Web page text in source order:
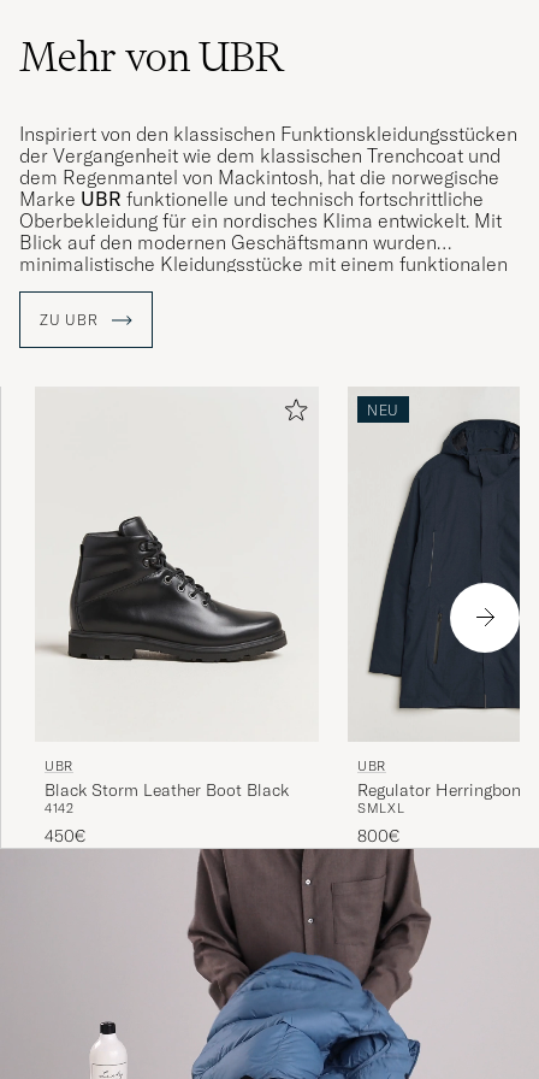
Mehr von UBR
Inspiriert von den klassischen Funktionskleidungsstücken
der Vergangenheit wie dem klassischen Trenchcoat und
dem Regenmantel von Mackintosh, hat die norwegische
Marke UBR funktionelle und technisch fortschrittliche
Oberbekleidung für ein nordisches Klima entwickelt. Mit
Blick auf den modernen Geschäftsmann wurden
minimalistische Kleidungsstücke mit einem funktionalen
und einfachen Design entworfen, die sowohl in die U-Bahn
und trocken hält.
ZU UBR
UBR
Black Storm Leather Boot Black
4142
450€
NEU
UBR
SMLXL
800€